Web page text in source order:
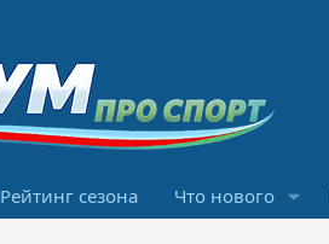
Рейтинг сезона Что нового